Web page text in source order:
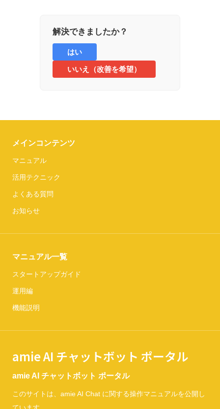
解決できましたか？
はい
いいえ（改善を希望）
メインコンテンツ
マニュアル
活用テクニック
よくある質問
お知らせ
マニュアル一覧
スタートアップガイド
運用編
機能説明
amie AI チャットボット ポータル
amie AI チャットボット ポータル
このサイトは、amie AI Chat に関する操作マニュアルを公開し